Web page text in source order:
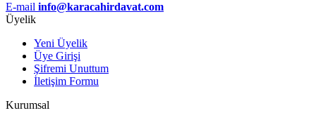
E-mail info@karacahirdavat.com
Üyelik
Yeni Üyelik
Üye Girişi
Şifremi Unuttum
İletişim Formu
Kurumsal